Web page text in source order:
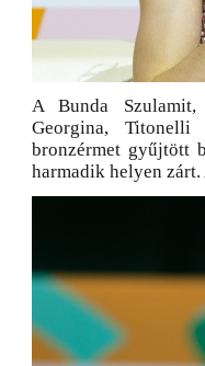
A Bunda Szulamit,
Georgina,
bronzérmet gyűjtött
harmadik helyen zárt.